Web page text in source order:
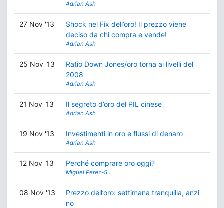
Adrian Ash
27 Nov '13
Shock nel Fix dell’oro! Il prezzo viene
deciso da chi compra e vende!
Adrian Ash
25 Nov '13
Ratio Down Jones/oro torna ai livelli del
2008
Adrian Ash
21 Nov '13 Il segreto d’oro del PIL cinese
Adrian Ash
19 Nov '13 Investimenti in oro e flussi di denaro
Adrian Ash
12 Nov '13 Perché comprare oro oggi?
Miguel Perez-S…
08 Nov '13
Prezzo dell’oro: settimana tranquilla, anzi
no